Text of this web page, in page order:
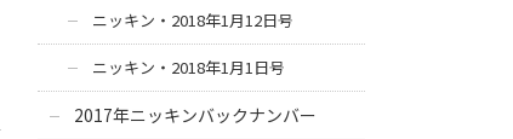
ニッキン・2018年1月12日号
ニッキン・2018年1月1日号
2017年ニッキンバックナンバー